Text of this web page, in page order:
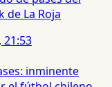
de La Roja
21:53